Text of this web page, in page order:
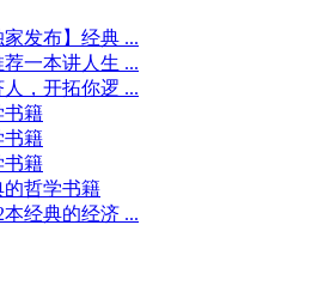
家发布】经典 ...
荐一本讲人生 ...
人，开拓你逻 ...
书籍
书籍
书籍
的哲学书籍
本经典的经济 ...